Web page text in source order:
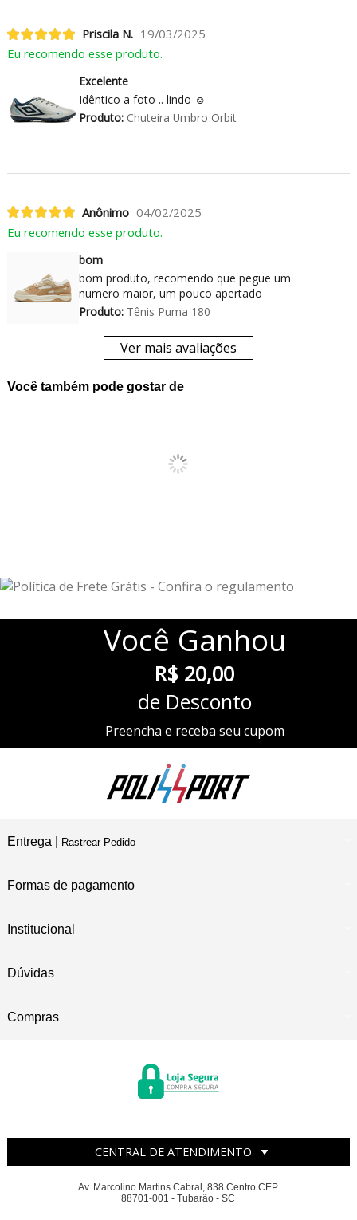
Priscila N. 19/03/2025
Eu recomendo esse produto.
Excelente
Idêntico a foto .. lindo ☺️
Produto:Chuteira Umbro Orbit
Anônimo 04/02/2025
Eu recomendo esse produto.
bom
bom produto, recomendo que pegue um
numero maior, um pouco apertado
Produto:Tênis Puma 180
Ver mais avaliações
Você também pode gostar de
Você Ganhou
R$ 20,00
de Desconto
Preencha e receba seu cupom
Entrega | Rastrear Pedido
Formas de pagamento
Institucional
Dúvidas
Compras
CENTRAL DE ATENDIMENTO
Av. Marcolino Martins Cabral, 838 Centro CEP
88701-001 - Tubarão - SC